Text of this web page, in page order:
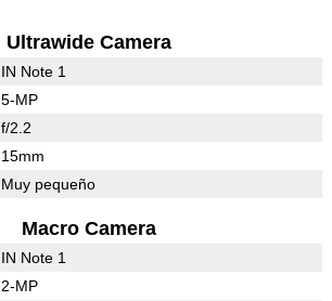
Ultrawide Camera
IN Note 1
5-MP
f/2.2
15mm
Muy pequeño
Macro Camera
IN Note 1
2-MP